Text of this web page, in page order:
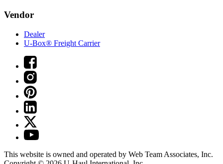
Vendor
Dealer
U-Box® Freight Carrier
This website is owned and operated by Web Team Associates, Inc.